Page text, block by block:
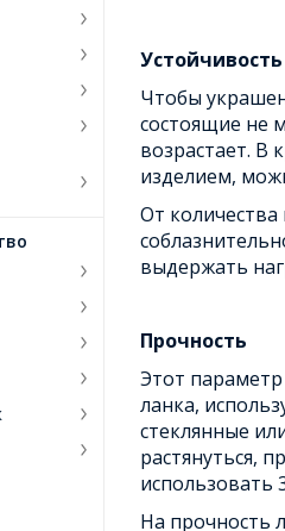
Чтобы
состоящие не
возрастает. В
изделием,
От
выдержать
Прочность
Этот
ланка,
стеклянные
растянуться,
использовать
На прочность